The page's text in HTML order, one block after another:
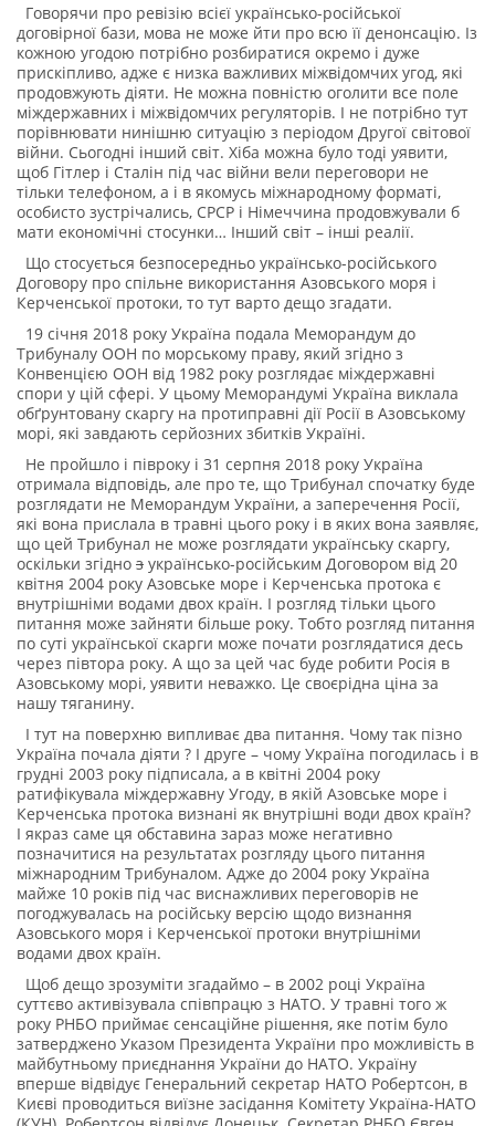
Говорячи про ревізію всієї українсько-російської
договірної бази, мова не може йти про всю її денонсацію. Із
кожною угодою потрібно розбиратися окремо і дуже
прискіпливо, адже є низка важливих міжвідомчих угод, які
продовжують діяти. Не можна повністю оголити все поле
міждержавних і міжвідомчих регуляторів. І не потрібно тут
порівнювати нинішню ситуацію з періодом Другої світової
війни. Сьогодні інший світ. Хіба можна було тоді уявити,
щоб Гітлер і Сталін під час війни вели переговори не
тільки телефоном, а і в якомусь міжнародному форматі,
особисто зустрічались, СРСР і Німеччина продовжували б
мати економічні стосунки… Інший світ – інші реалії.
Що стосується безпосередньо українсько-російського
Договору про спільне використання Азовського моря і
Керченської протоки, то тут варто дещо згадати.
19 січня 2018 року Україна подала Меморандум до
Трибуналу ООН по морському праву, який згідно з
Конвенцією ООН від 1982 року розглядає міждержавні
спори у цій сфері. У цьому Меморандумі Україна виклала
обґрунтовану скаргу на протиправні дії Росії в Азовському
морі, які завдають серйозних збитків Україні.
Не пройшло і півроку і 31 серпня 2018 року Україна
отримала відповідь, але про те, що Трибунал спочатку буде
розглядати не Меморандум України, а заперечення Росії,
які вона прислала в травні цього року і в яких вона заявляє,
що цей Трибунал не може розглядати українську скаргу,
оскільки згідно з українсько-російським Договором від 20
квітня 2004 року Азовське море і Керченська протока є
внутрішніми водами двох країн. І розгляд тільки цього
питання може зайняти більше року. Тобто розгляд питання
по суті української скарги може почати розглядатися десь
через півтора року. А що за цей час буде робити Росія в
Азовському морі, уявити неважко. Це своєрідна ціна за
нашу тяганину.
І тут на поверхню випливає два питання. Чому так пізно
Україна почала діяти ? І друге – чому Україна погодилась і в
грудні 2003 року підписала, а в квітні 2004 року
ратифікувала міждержавну Угоду, в якій Азовське море і
Керченська протока визнані як внутрішні води двох країн?
І якраз саме ця обставина зараз може негативно
позначитися на результатах розгляду цього питання
міжнародним Трибуналом. Адже до 2004 року Україна
майже 10 років під час виснажливих переговорів не
погоджувалась на російську версію щодо визнання
Азовського моря і Керченської протоки внутрішніми
водами двох країн.
Щоб дещо зрозуміти згадаймо – в 2002 році Україна
суттєво активізувала співпрацю з НАТО. У травні того ж
року РНБО приймає сенсаційне рішення, яке потім було
затверджено Указом Президента України про можливість в
майбутньому приєднання України до НАТО. Україну
вперше відвідує Генеральний секретар НАТО Робертсон, в
Києві проводиться виїзне засідання Комітету Україна-НАТО